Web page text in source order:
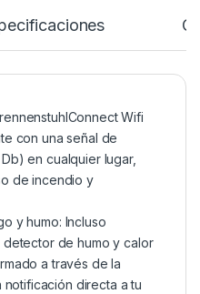
Wifi
con una señal de
en cualquier lugar,
de incendio y
y humo: Incluso
de humo y calor
a través de la
notificación directa a tu